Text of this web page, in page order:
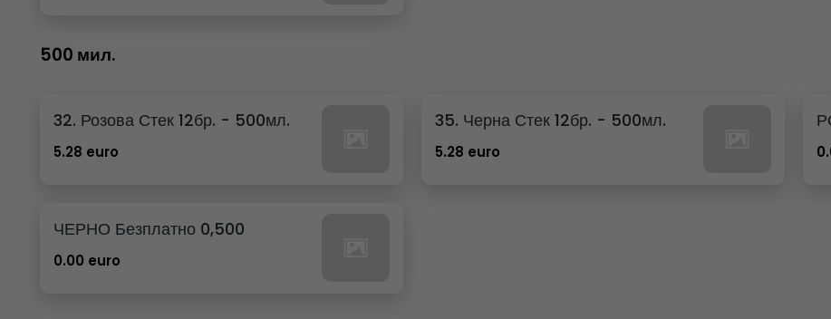
500 мил.
32. Розова Стек 12бр. - 500мл.
5.28 euro
35. Черна Стек 12бр. - 500мл.
5.28 euro
ЧЕРНО Безплатно 0,500
0.00 euro